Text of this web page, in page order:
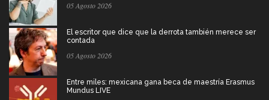
05 Agosto 2026
El escritor que dice que la derrota también merece ser
contada
05 Agosto 2026
Entre miles: mexicana gana beca de maestría Erasmus
Mundus LIVE